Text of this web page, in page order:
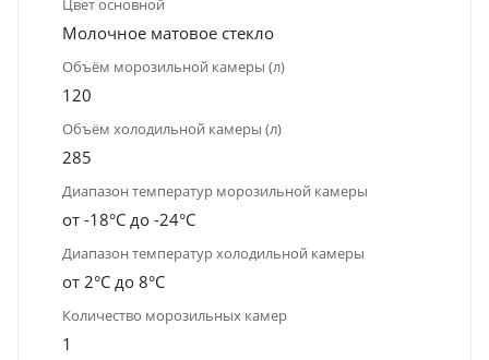
Цвет основной
Молочное матовое стекло
Объём морозильной камеры (л)
120
Объём холодильной камеры (л)
285
Диапазон температур морозильной камеры
от -18°C до -24°C
Диапазон температур холодильной камеры
от 2°C до 8°C
Количество морозильных камер
1